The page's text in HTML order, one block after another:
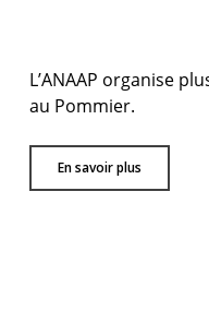
L’ANAAP organise
au Pommier.
En savoir plus